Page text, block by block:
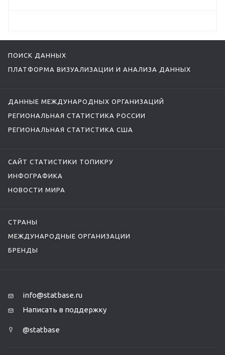
ПОИСК ДАННЫХ
ПЛАТФОРМА ВИЗУАЛИЗАЦИИ И АНАЛИЗА ДАННЫХ
ДАННЫЕ МЕЖДУНАРОДНЫХ ОРГАНИЗАЦИЙ
РЕГИОНАЛЬНАЯ СТАТИСТИКА РОССИИ
РЕГИОНАЛЬНАЯ СТАТИСТИКА США
САЙТ СТАТИСТИКИ ТОПИКРУ
ИНФОГРАФИКА
НОВОСТИ МИРА
СТРАНЫ
МЕЖДУНАРОДНЫЕ ОРГАНИЗАЦИИ
БРЕНДЫ
info@statbase.ru
Написать в поддержку
@statbase